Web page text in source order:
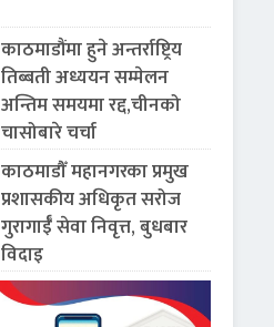
काठमाडौंमा हुने अन्तर्राष्ट्रिय
तिब्बती अध्ययन सम्मेलन
अन्तिम समयमा रद्द,चीनको
चासोबारे चर्चा
काठमाडौँ महानगरका प्रमुख
प्रशासकीय अधिकृत सरोज
गुरागाईँ सेवा निवृत्त, बुधबार
विदाइ